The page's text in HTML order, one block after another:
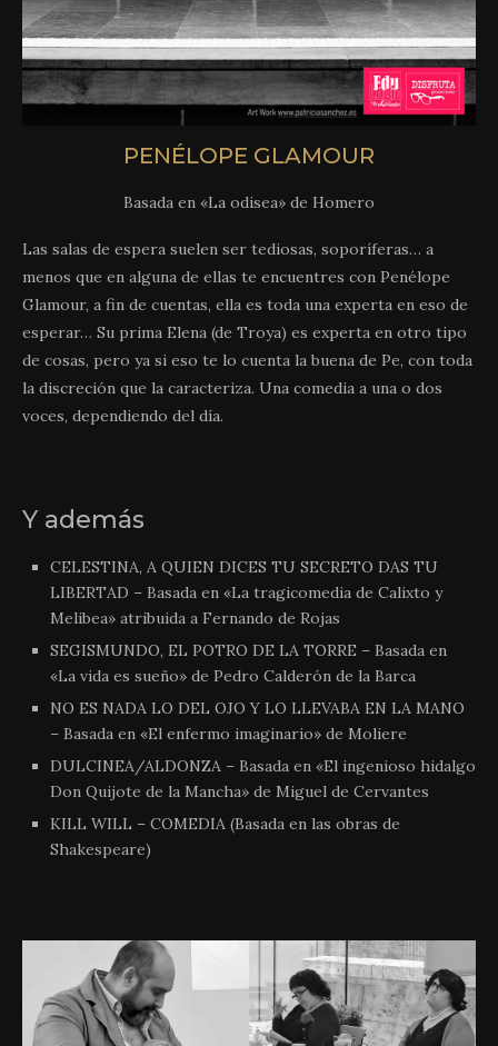
PENÉLOPE GLAMOUR
Basada en «La odisea» de Homero
Las salas de espera suelen ser tediosas, soporíferas… a
menos que en alguna de ellas te encuentres con Penélope
Glamour, a fin de cuentas, ella es toda una experta en eso de
esperar… Su prima Elena (de Troya) es experta en otro tipo
de cosas, pero ya si eso te lo cuenta la buena de Pe, con toda
la discreción que la caracteriza. Una comedia a una o dos
voces, dependiendo del día.
Y además
CELESTINA, A QUIEN DICES TU SECRETO DAS TU
LIBERTAD – Basada en «La tragicomedia de Calixto y
Melibea» atribuida a Fernando de Rojas
SEGISMUNDO, EL POTRO DE LA TORRE – Basada en
«La vida es sueño» de Pedro Calderón de la Barca
NO ES NADA LO DEL OJO Y LO LLEVABA EN LA MANO
– Basada en «El enfermo imaginario» de Moliere
DULCINEA/ALDONZA – Basada en «El ingenioso hidalgo
Don Quijote de la Mancha» de Miguel de Cervantes
KILL WILL – COMEDIA (Basada en las obras de
Shakespeare)